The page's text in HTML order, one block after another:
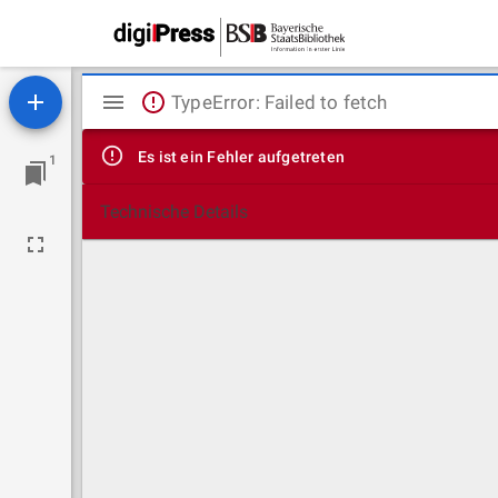
1
Mirador
Viewer
TypeError: Failed to fetch
Es ist ein Fehler aufgetreten
Technische Details